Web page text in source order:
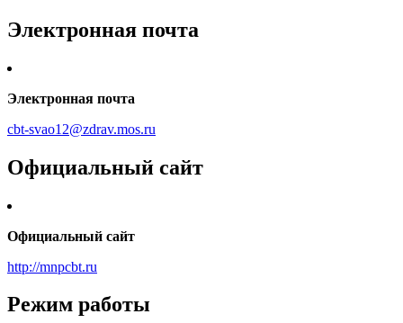
Электронная почта
Электронная почта
cbt-svao12@zdrav.mos.ru
Официальный сайт
Официальный сайт
http://mnpcbt.ru
Режим работы